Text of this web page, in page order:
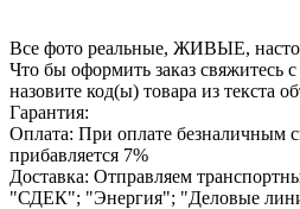
Все фото реальные, ЖИВЫЕ,
Что бы оформить заказ
назовите код(ы) товара из текста
Гарантия:
Оплата: При оплате безналичным
прибавляется 7%
Доставка: Отправляем
"СДЕК"; "Энергия"; "Деловые